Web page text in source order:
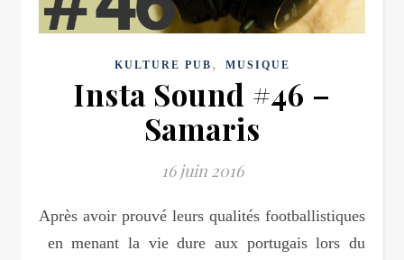
KULTURE PUB , MUSIQUE
Insta Sound #46 –
Samaris
16 juin 2016
Après avoir prouvé leurs qualités footballistiques
en menant la vie dure aux portugais lors du